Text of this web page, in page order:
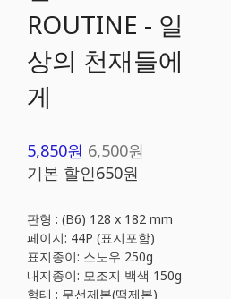
ROUTINE - 일
상의 천재들에
게
5,850원 6,500원
기본 할인650원
판형 : (B6) 128 x 182 mm
페이지: 44P (표지포함)
표지종이: 스노우 250g
내지종이: 모조지 백색 150g
형태 : 무선제본(떡제본)